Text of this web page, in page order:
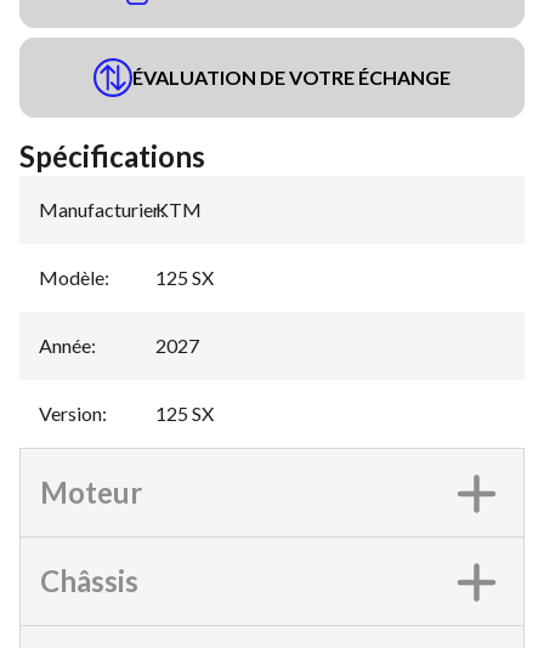
ÉVALUATION DE VOTRE ÉCHANGE
Spécifications
Manufacturier:
KTM
Modèle: 125 SX
Année: 2027
Version: 125 SX
Moteur
Châssis